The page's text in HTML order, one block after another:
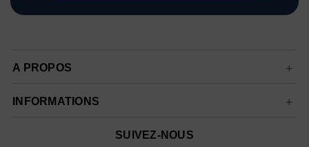
A PROPOS
INFORMATIONS
SUIVEZ-NOUS